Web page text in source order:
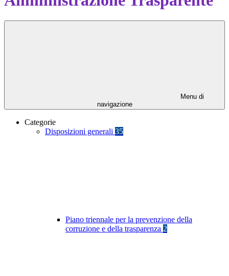
Menu di
navigazione
Categorie
Disposizioni generali 35
Piano triennale per la prevenzione della
corruzione e della trasparenza 2